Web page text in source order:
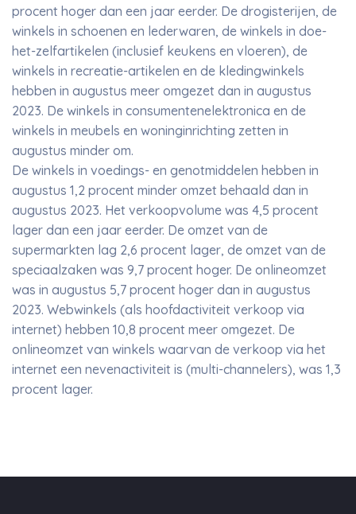
procent hoger dan een jaar eerder. De drogisterijen, de
winkels in schoenen en lederwaren, de winkels in doe-
het-zelfartikelen (inclusief keukens en vloeren), de
winkels in recreatie-artikelen en de kledingwinkels
hebben in augustus meer omgezet dan in augustus
2023. De winkels in consumentenelektronica en de
winkels in meubels en woninginrichting zetten in
augustus minder om.
De winkels in voedings- en genotmiddelen hebben in
augustus 1,2 procent minder omzet behaald dan in
augustus 2023. Het verkoopvolume was 4,5 procent
lager dan een jaar eerder. De omzet van de
supermarkten lag 2,6 procent lager, de omzet van de
speciaalzaken was 9,7 procent hoger. De onlineomzet
was in augustus 5,7 procent hoger dan in augustus
2023. Webwinkels (als hoofdactiviteit verkoop via
internet) hebben 10,8 procent meer omgezet. De
onlineomzet van winkels waarvan de verkoop via het
internet een nevenactiviteit is (multi-channelers), was 1,3
procent lager.